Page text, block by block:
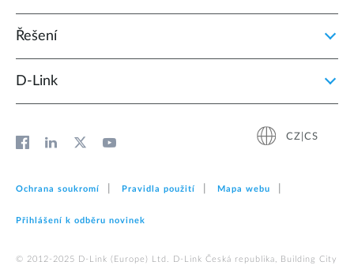
Řešení
D‑Link
CZ|CS
Ochrana soukromí Pravidla použití Mapa webu
Přihlášení k odběru novinek
© 2012‑2025 D‑Link (Europe) Ltd. D-Link Česká republika, Building City